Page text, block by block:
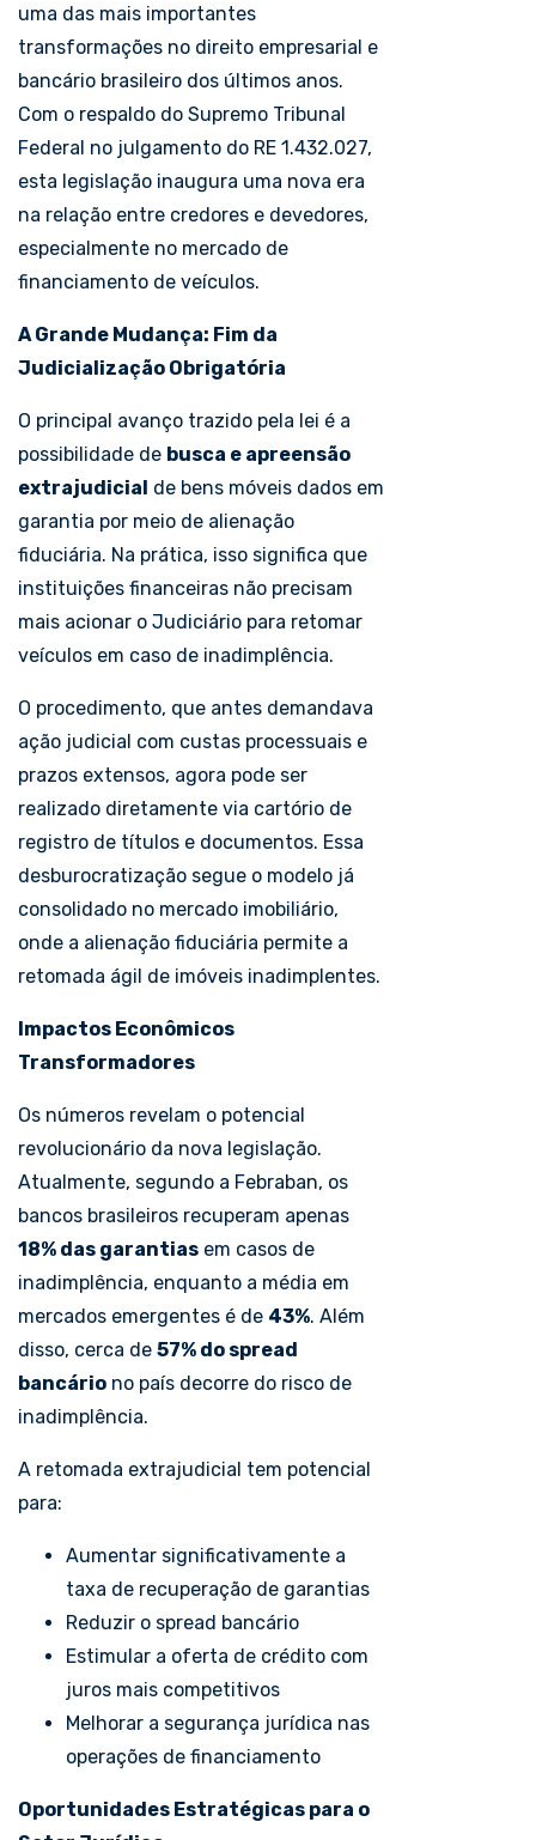
uma das mais importantes
transformações no direito empresarial e
bancário brasileiro dos últimos anos.
Com o respaldo do Supremo Tribunal
Federal no julgamento do RE 1.432.027,
esta legislação inaugura uma nova era
na relação entre credores e devedores,
especialmente no mercado de
financiamento de veículos.
A Grande Mudança: Fim da
Judicialização Obrigatória
O principal avanço trazido pela lei é a
possibilidade de busca e apreensão
extrajudicial de bens móveis dados em
garantia por meio de alienação
fiduciária. Na prática, isso significa que
instituições financeiras não precisam
mais acionar o Judiciário para retomar
veículos em caso de inadimplência.
O procedimento, que antes demandava
ação judicial com custas processuais e
prazos extensos, agora pode ser
realizado diretamente via cartório de
registro de títulos e documentos. Essa
desburocratização segue o modelo já
consolidado no mercado imobiliário,
onde a alienação fiduciária permite a
retomada ágil de imóveis inadimplentes.
Impactos Econômicos
Transformadores
Os números revelam o potencial
revolucionário da nova legislação.
Atualmente, segundo a Febraban, os
bancos brasileiros recuperam apenas
18% das garantias em casos de
inadimplência, enquanto a média em
mercados emergentes é de 43%. Além
disso, cerca de 57% do spread
bancário no país decorre do risco de
inadimplência.
A retomada extrajudicial tem potencial
para:
Aumentar significativamente a
taxa de recuperação de garantias
Reduzir o spread bancário
Estimular a oferta de crédito com
juros mais competitivos
Melhorar a segurança jurídica nas
operações de financiamento
Oportunidades Estratégicas para o